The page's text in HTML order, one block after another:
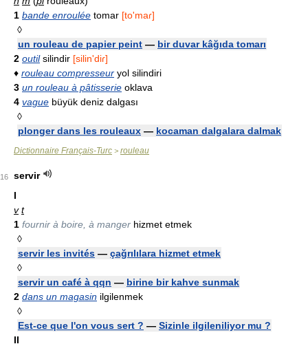
1 bande enroulée tomar [to'maɾ]
◊
un rouleau de papier peint — bir duvar kâğıda tomarı
2 outilsilindir [silin'diɾ]
♦ rouleau compresseur yol silindiri
3 un rouleau à pâtisserie oklava
4 vague büyük deniz dalgası
◊
plonger dans les rouleaux — kocaman dalgalara dalmak
Dictionnaire Français-Turc > rouleau
16
servir
I
v t
1 fournir à boire, à manger hizmet etmek
◊
servir les invités — çağrılılara hizmet etmek
◊
servir un café à qqn — birine bir kahve sunmak
2 dans un magasin ilgilenmek
◊
Est-ce que l'on vous sert ? — Sizinle ilgileniliyor mu ?
II